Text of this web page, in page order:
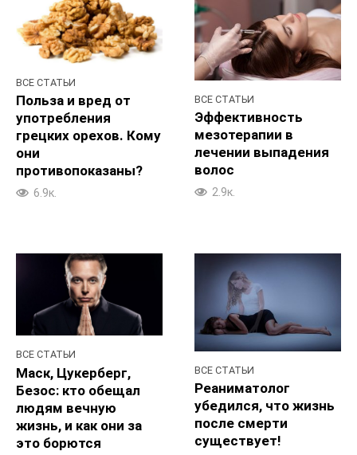
ВСЕ СТАТЬИ
Польза и вред от
употребления
грецких орехов. Кому
они
противопоказаны?
6.9к.
ВСЕ СТАТЬИ
Эффективность
мезотерапии в
лечении выпадения
волос
2.9к.
ВСЕ СТАТЬИ
Маск, Цукерберг,
Безос: кто обещал
людям вечную
жизнь, и как они за
это борются
ВСЕ СТАТЬИ
Реаниматолог
убедился, что жизнь
после смерти
существует!